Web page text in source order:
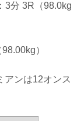
3分 3R（98.0kg
98.00kg）
ンは12オンス